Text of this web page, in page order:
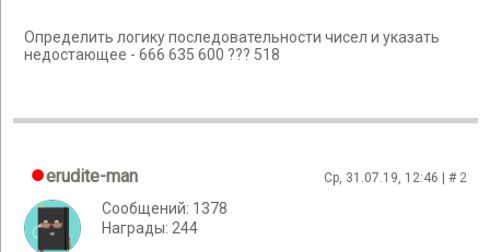
Определить логику последовательности чисел и указать
недостающее - 666 635 600 ??? 518
erudite-man Ср, 31.07.19, 12:46 | # 2
Сообщений: 1378
Награды: 244